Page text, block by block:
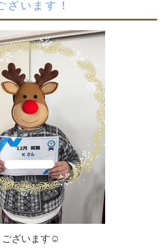
ざいます！
ございます☺